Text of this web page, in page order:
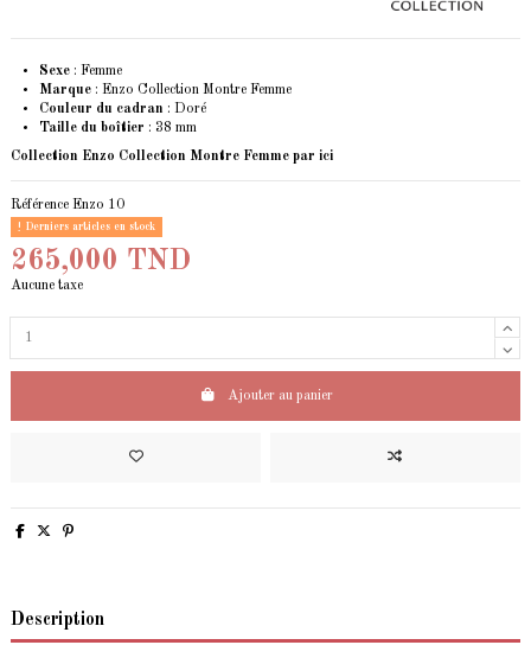
Sexe : Femme
Marque : Enzo Collection Montre Femme
Couleur du cadran : Doré
Taille du boîtier : 38 mm
Collection Enzo Collection Montre Femme par ici
Référence Enzo 10
Derniers articles en stock
265,000 TND
Aucune taxe
Ajouter au panier
Description